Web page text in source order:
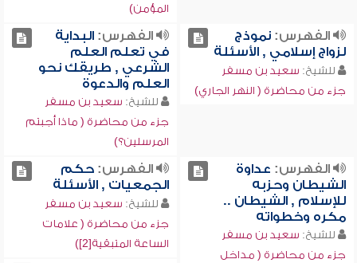
المؤمن)
الفهرس:نموذج
لزواج إسلامي , الأسئلة
للشيخ: سعيد بن مسفر
جزء من محاضرة ( النهر الجاري)
الفهرس:البداية
في تعلم العلم
الشرعي , طريقك نحو
العلم والدعوة
للشيخ: سعيد بن مسفر
جزء من محاضرة ( ماذا أجبتم
المرسلين؟)
الفهرس: عداوة
الشيطان وحزبه
للإسلام , الشيطان ..
مكره وخطواته
للشيخ: سعيد بن مسفر
جزء من محاضرة ( مداخل
الفهرس:حكم
الجمعيات , الأسئلة
للشيخ: سعيد بن مسفر
جزء من محاضرة ( علامات
الساعة المتبقية[2])